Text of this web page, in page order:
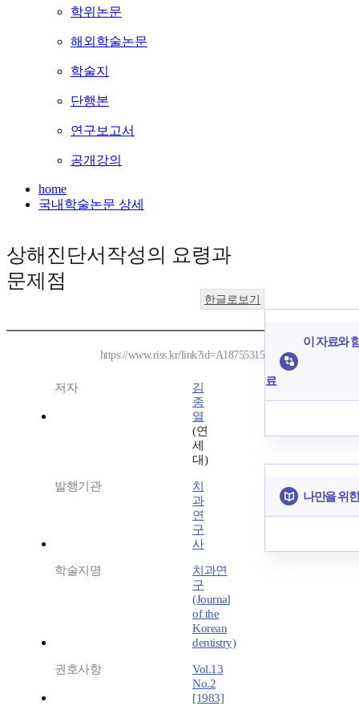
학위논문
해외학술논문
학술지
단행본
연구보고서
공개강의
home
국내학술논문 상세
상해진단서작성의 요령과
문제점
한글로보기
https://www.riss.kr/link?id=A18755315
저자
김
종
열
(연
세
대)
발행기관
치
과
연
구
사
학술지명
치과연
구
(Journal
of the
Korean
dentistry)
권호사항
Vol.13
No.2
[1983]
이 자료와
료
나만을 위